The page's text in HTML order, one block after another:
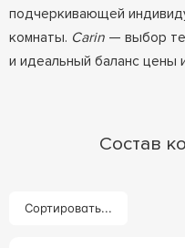
подчеркивающей
комнаты. Carin— выбор
и идеальный баланс цены
Состав
Сортировать...